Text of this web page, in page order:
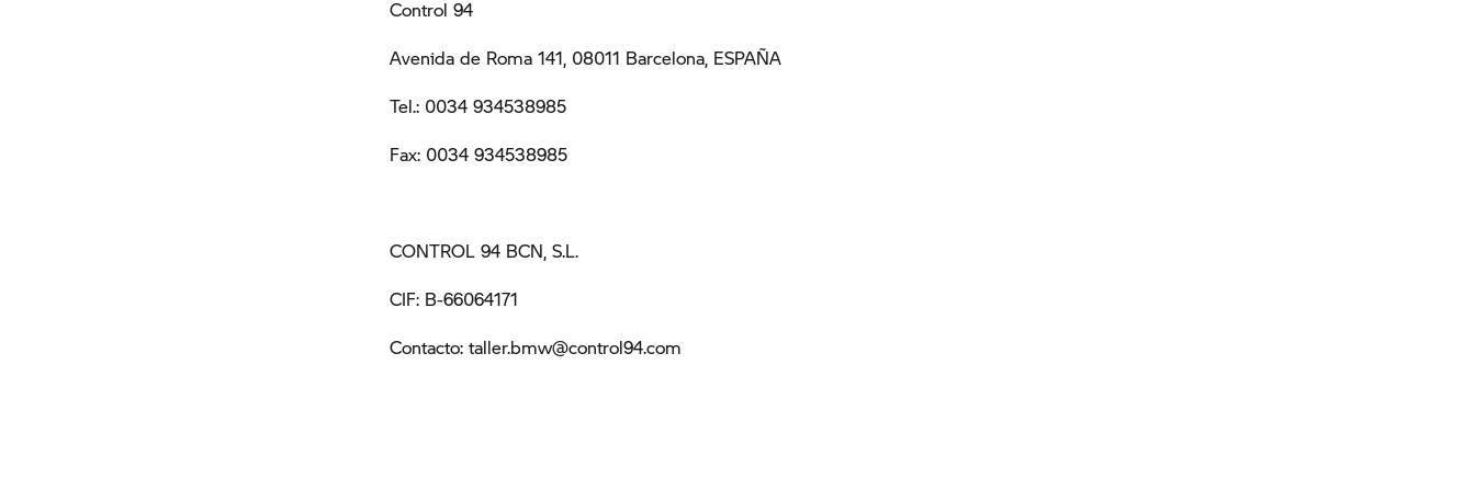
Control 94
Avenida de Roma 141, 08011 Barcelona, ESPAÑA
Tel.: 0034 934538985
Fax: 0034 934538985
CONTROL 94 BCN, S.L.
CIF: B-66064171
Contacto: taller.bmw@control94.com